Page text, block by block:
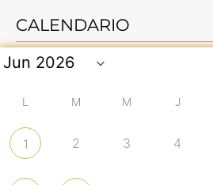
CALENDARIO
L M M J
1 2 3 4